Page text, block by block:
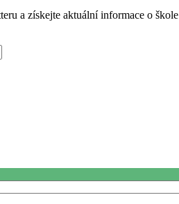
a získejte aktuální informace o